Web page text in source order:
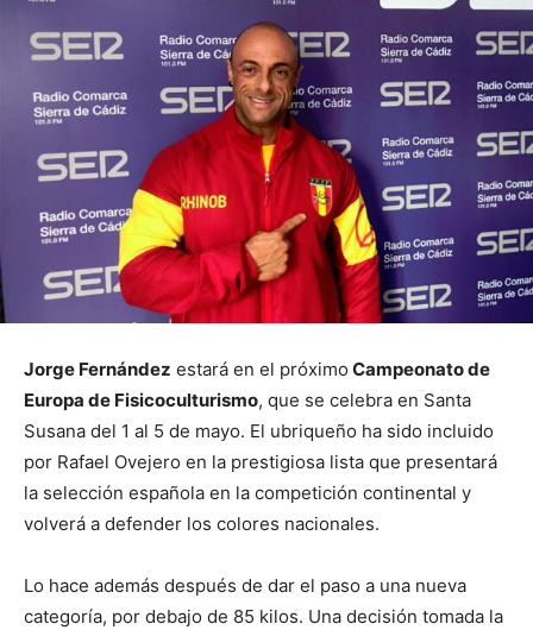
Jorge Fernández estará en el próximo Campeonato de
Europa de Fisicoculturismo, que se celebra en Santa
Susana del 1 al 5 de mayo. El ubriqueño ha sido incluido
por Rafael Ovejero en la prestigiosa lista que presentará
la selección española en la competición continental y
volverá a defender los colores nacionales.
Lo hace además después de dar el paso a una nueva
categoría, por debajo de 85 kilos. Una decisión tomada la